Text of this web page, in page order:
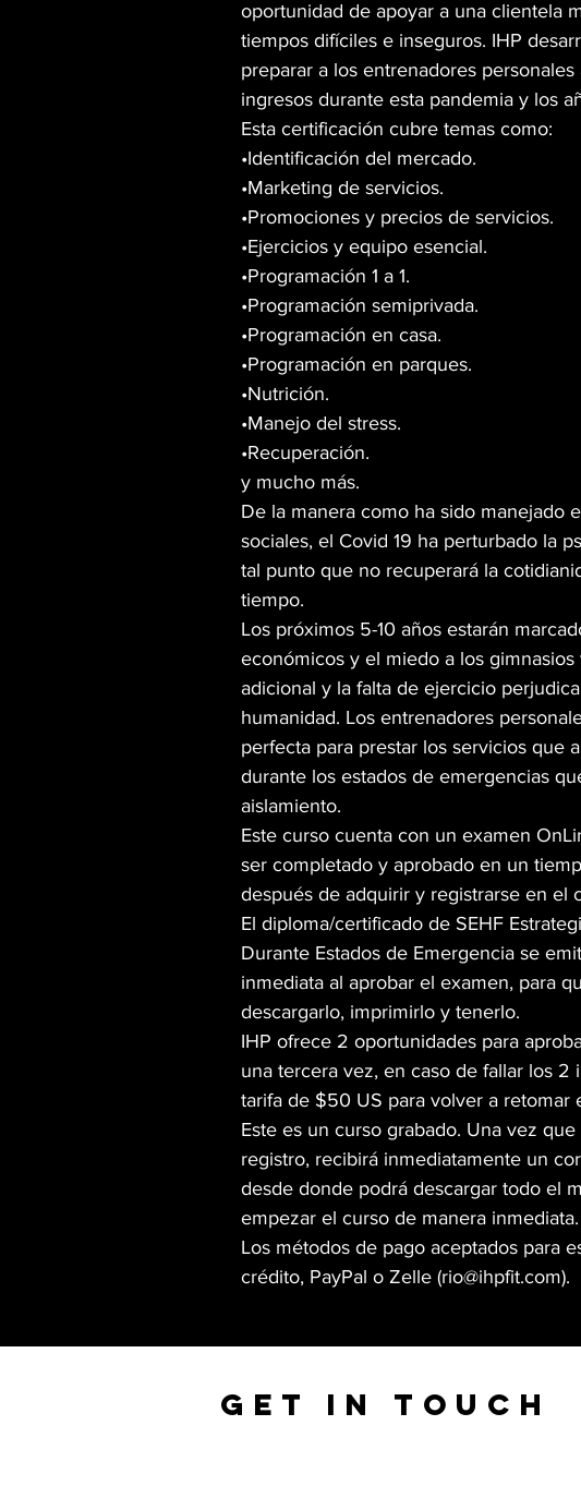
oportunidad de apoyar a una clientela
tiempos difíciles e inseguros. IHP
preparar a los entrenadores
ingresos durante esta pandemia y los
Esta certificación cubre temas como:
•Identificación del mercado.
•Marketing de servicios.
•Promociones y precios de servicios.
•Ejercicios y equipo esencial.
•Programación 1 a 1.
•Programación semiprivada.
•Programación en casa.
•Programación en parques.
•Nutrición.
•Manejo del stress.
•Recuperación.
y mucho más.
De la manera como ha sido manejado
sociales, el Covid 19 ha perturbado la
tal punto que no recuperará la
tiempo.
Los próximos 5-10 años estarán
económicos y el miedo a los gimnasios
adicional y la falta de ejercicio
humanidad. Los entrenadores
perfecta para prestar los servicios que
durante los estados de emergencias
aislamiento.
Este curso cuenta con un examen
ser completado y aprobado en un
después de adquirir y registrarse en el
El diploma/certificado de SEHF
Durante Estados de Emergencia se
inmediata al aprobar el examen, para
descargarlo, imprimirlo y tenerlo.
IHP ofrece 2 oportunidades para
una tercera vez, en caso de fallar los 2
tarifa de $50 US para volver a retomar
Este es un curso grabado. Una vez
registro, recibirá inmediatamente un
desde donde podrá descargar todo el
empezar el curso de manera inmediata.
Los métodos de pago aceptados para
crédito, PayPal o Zelle (rio@ihpfit.com).
GET IN TOUCH